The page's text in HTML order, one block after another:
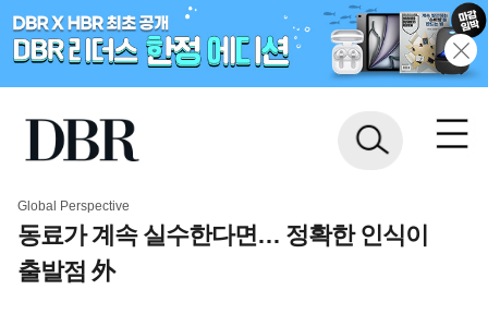
Global Perspective
동료가 계속 실수한다면… 정확한 인식이
출발점 外